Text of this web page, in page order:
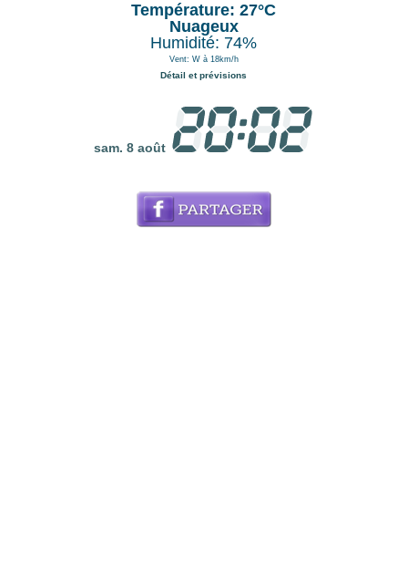
Température: 27°C
Nuageux
Humidité: 74%
Vent: W à 18km/h
Détail et prévisions
sam. 8 août